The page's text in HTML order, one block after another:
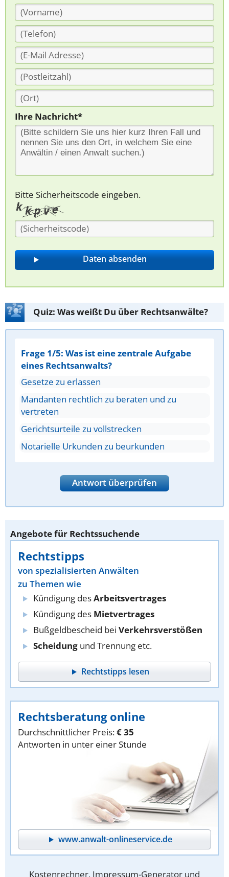
Ihre Nachricht*
Bitte Sicherheitscode eingeben.
Quiz: Was weißt Du über Rechtsanwälte?
Frage 1/5: Was ist eine zentrale Aufgabe
eines Rechtsanwalts?
Gesetze zu erlassen
Mandanten rechtlich zu beraten und zu
vertreten
Gerichtsurteile zu vollstrecken
Notarielle Urkunden zu beurkunden
Antwort überprüfen
Angebote für Rechtssuchende
Rechtstipps
von spezialisierten Anwälten
zu Themen wie
Kündigung desArbeitsvertrages
Kündigung des Mietvertrages
Bußgeldbescheid bei Verkehrsverstößen
Scheidung und Trennung etc.
Rechtstipps lesen
Rechtsberatung online
Durchschnittlicher Preis:€ 35
Antworten in unter einer Stunde
www.anwalt-onlineservice.de
Kostenrechner, Impressum-Generator und